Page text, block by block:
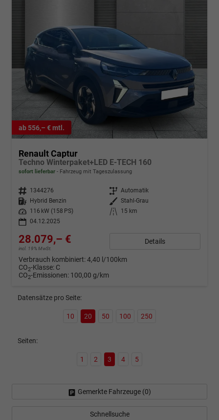
ab 556,– € mtl.
Renault Captur
Techno Winterpaket+LED E-TECH 160
sofort lieferbar Fahrzeug mit Tageszulassung
Fahrzeugnr. 1344276 Getriebe Automatik
Kraftstoff
Hybrid Benzin Außenfarbe Stahl-Grau
Leistung
116 kW (158 PS) Kilometerstand
15 km
04.12.2025
28.079,– €
incl. 19% MwSt.
Details
Verbrauch kombiniert:4,40 l/100km
CO2-Klasse: C
CO2-Emissionen: 100,00 g/km
Datensätze pro Seite:
10 20 50 100 250
Seiten:
1 2 3 4 5
Gemerkte Fahrzeuge (0)
Schnellsuche